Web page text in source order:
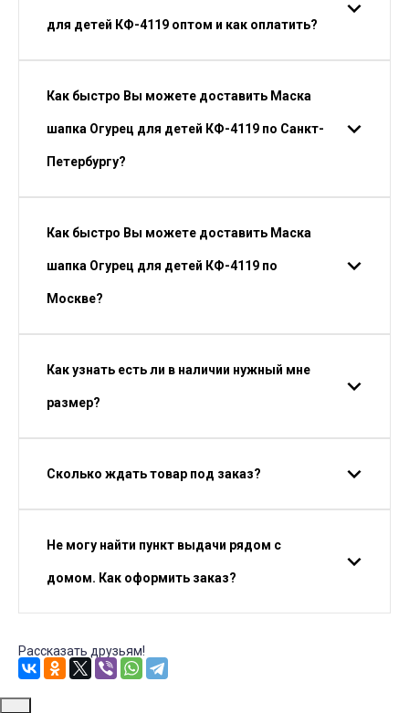
для детей КФ-4119 оптом и как оплатить?
Как быстро Вы можете доставить Маска
шапка Огурец для детей КФ-4119 по Санкт-
Петербургу?
Как быстро Вы можете доставить Маска
шапка Огурец для детей КФ-4119 по
Москве?
Как узнать есть ли в наличии нужный мне
размер?
Сколько ждать товар под заказ?
Не могу найти пункт выдачи рядом с
домом. Как оформить заказ?
Рассказать друзьям!